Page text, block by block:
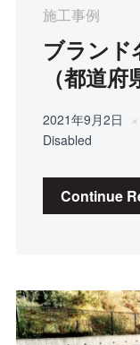
施工事例
ブランド
（都道府
2021年9月2日
Disabled
Continue